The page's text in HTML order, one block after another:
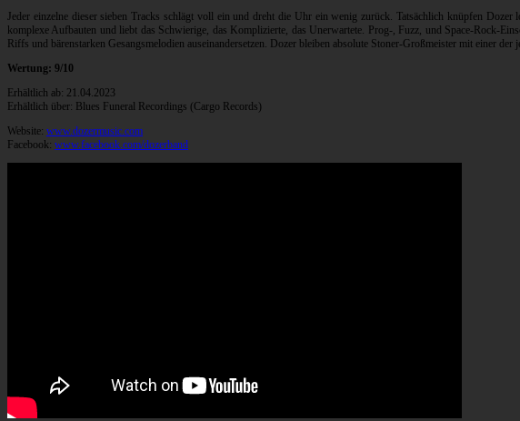
Jeder einzelne dieser sieben Tracks schlägt voll ein und dreht die Uhr ein wenig zurück. Tatsächlich knüpfen
komplexe Aufbauten und liebt das Schwierige, das Komplizierte, das Unerwartete. Prog-, Fuzz, und Space-Rock-
Riffs und bärenstarken Gesangsmelodien auseinandersetzen. Dozer bleiben absolute Stoner-Großmeister mit einer der
Wertung: 9/10
Erhältlich ab: 21.04.2023
Erhältlich über: Blues Funeral Recordings (Cargo Records)
Website: www.dozermusic.com
Facebook: www.facebook.com/dozerband